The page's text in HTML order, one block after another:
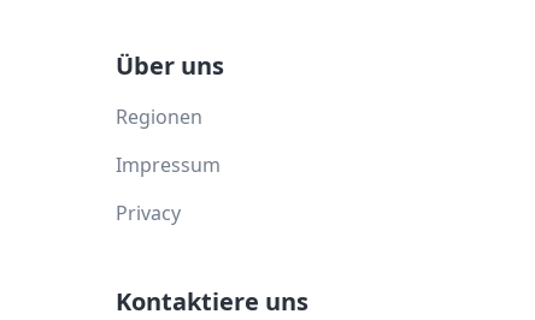
Über uns
Regionen
Impressum
Privacy
Kontaktiere uns